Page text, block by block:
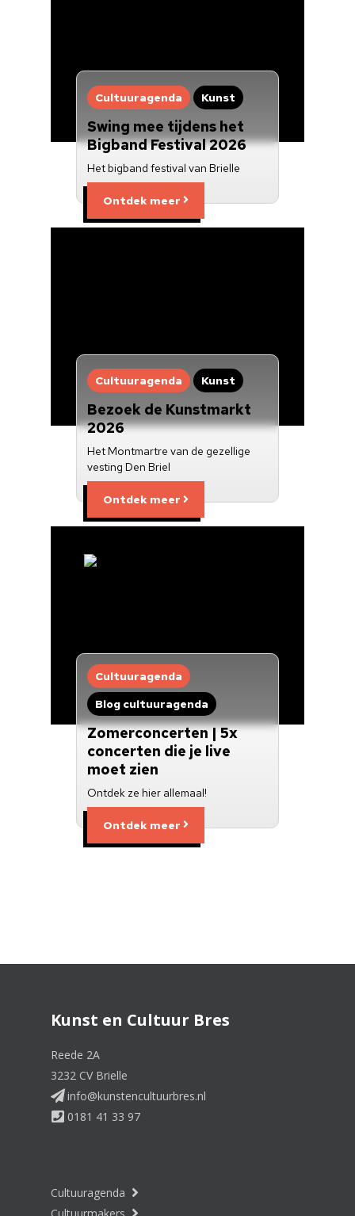
Cultuuragenda Kunst
Swing mee tijdens het
Bigband Festival 2026
Het bigband festival van Brielle
Ontdek meer
Cultuuragenda Kunst
Bezoek de Kunstmarkt
2026
Het Montmartre van de gezellige
vesting Den Briel
Ontdek meer
Cultuuragenda
Blog cultuuragenda
Zomerconcerten | 5x
concerten die je live
moet zien
Ontdek ze hier allemaal!
Ontdek meer
Kunst en Cultuur Bres
Reede 2A
3232 CV Brielle
info@kunstencultuurbres.nl
0181 41 33 97
Cultuuragenda